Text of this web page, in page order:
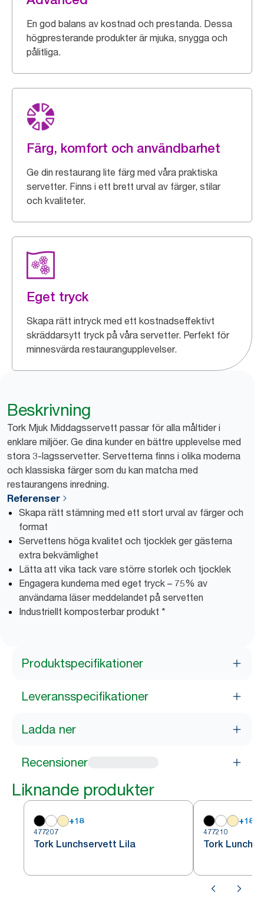
En god balans av kostnad och prestanda. Dessa
högpresterande produkter är mjuka, snygga och
pålitliga.
Färg, komfort och användbarhet
Ge din restaurang lite färg med våra praktiska
servetter. Finns i ett brett urval av färger, stilar
och kvaliteter.
Eget tryck
Skapa rätt intryck med ett kostnadseffektivt
skräddarsytt tryck på våra servetter. Perfekt för
minnesvärda restaurangupplevelser.
Beskrivning
Tork Mjuk Middagsservett passar för alla måltider i
enklare miljöer. Ge dina kunder en bättre upplevelse med
stora 3-lagsservetter. Servetterna finns i olika moderna
och klassiska färger som du kan matcha med
restaurangens inredning.
Referenser
Skapa rätt stämning med ett stort urval av färger och
format
Servettens höga kvalitet och tjocklek ger gästerna
extra bekvämlighet
Lätta att vika tack vare större storlek och tjocklek
Engagera kunderna med eget tryck – 75% av
användarna läser meddelandet på servetten
Industriellt komposterbar produkt *
Produktspecifikationer
Leveransspecifikationer
Ladda ner
Recensioner
Liknande produkter
+18
477207
Tork Lunchservett Lila
+18
477210
Tork